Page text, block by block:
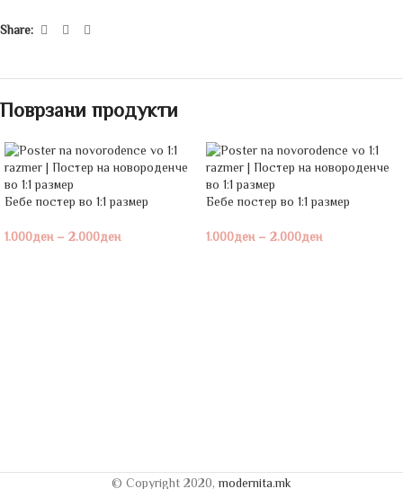
Share:
Поврзани продукти
Бебе постeр во 1:1 размер
1.000ден – 2.000ден
Бебе постeр во 1:1 размер
1.000ден – 2.000ден
© Copyright 2020,modernita.mk